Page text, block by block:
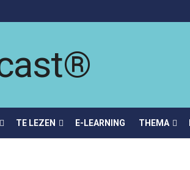
TE LEZEN E-LEARNING THEMA